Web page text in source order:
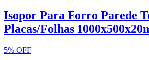
Isopor Para Forro Parede
Placas/Folhas
5% OFF